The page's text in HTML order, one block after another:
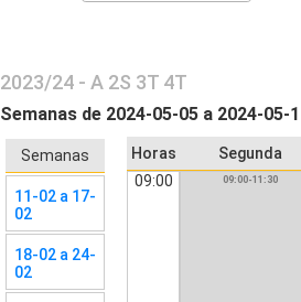
2023/24 - A 2S 3T 4T
Semanas de 2024-05-05 a 2024-05-
Semanas
11-02 a 17-
02
18-02 a 24-
02
Horas
Segunda
09:00
09:00-11:30